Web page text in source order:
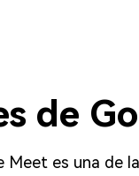
de
es una de